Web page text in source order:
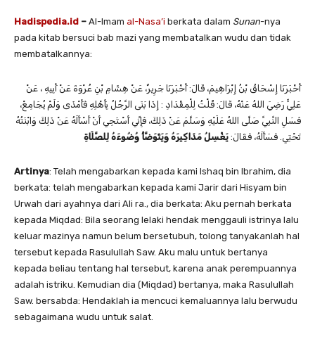
Hadispedia.id – Al-Imam al-Nasa’i berkata dalam Sunan-nya
pada kitab bersuci bab mazi yang membatalkan wudu dan tidak
membatalkannya:
أَخْبَرَنَا ‌إِسْحَاقُ بْنُ إِبْرَاهِيمَ، قَالَ: أَخْبَرَنَا ‌جَرِيرٌ، عَنْ ‌هِشَامِ بْنِ عُرْوَةَ عَنْ ‌أَبِيهِ ، عَنْ
‌عَلِيٍّ رَضِيَ اللهُ عَنْهُ، قَالَ: قُلْتُ ‌لِلْمِقْدَادِ : إِذَا بَنَى الرَّجُلُ بِأَهْلِهِ فَأَمْذَى وَلَمْ يُجَامِعْ،
فَسَلِ النَّبِيَّ صَلَّى اللهُ عَلَيْهِ وَسَلَّمَ عَنْ ذَلِكَ، فَإِنِّي أَسْتَحِي أَنْ أَسْأَلَهُ عَنْ ذَلِكَ وَابْنَتُهُ
تَحْتِي. فَسَأَلَهُ، فَقَالَ: يَغْسِلُ مَذَاكِيرَهُ وَيَتَوَضَّأُ وُضُوءَهُ لِلصَّلَاةِ
Artinya: Telah mengabarkan kepada kami Ishaq bin Ibrahim, dia
berkata: telah mengabarkan kepada kami Jarir dari Hisyam bin
Urwah dari ayahnya dari Ali ra., dia berkata: Aku pernah berkata
kepada Miqdad: Bila seorang lelaki hendak menggauli istrinya lalu
keluar mazinya namun belum bersetubuh, tolong tanyakanlah hal
tersebut kepada Rasulullah Saw. Aku malu untuk bertanya
kepada beliau tentang hal tersebut, karena anak perempuannya
adalah istriku. Kemudian dia (Miqdad) bertanya, maka Rasulullah
Saw. bersabda: Hendaklah ia mencuci kemaluannya lalu berwudu
sebagaimana wudu untuk salat.